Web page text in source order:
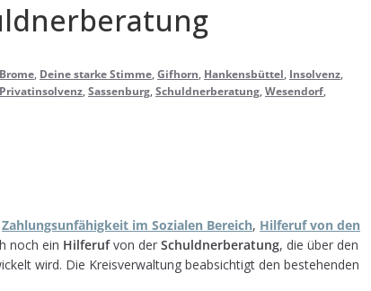
Brome, Deine starke Stimme, Gifhorn, Hankensbüttel, Insolvenz,
Privatinsolvenz, Sassenburg, Schuldnerberatung, Wesendorf,
Zah­lungs­un­fä­hig­keit im Sozia­len Bereich, Hil­fe­ruf von den
noch ein Hil­fe­rufvon der Schuld­ner­be­ra­tung, die über den
wird. Die Kreis­ver­wal­tung beab­sich­tigt den bestehen­den